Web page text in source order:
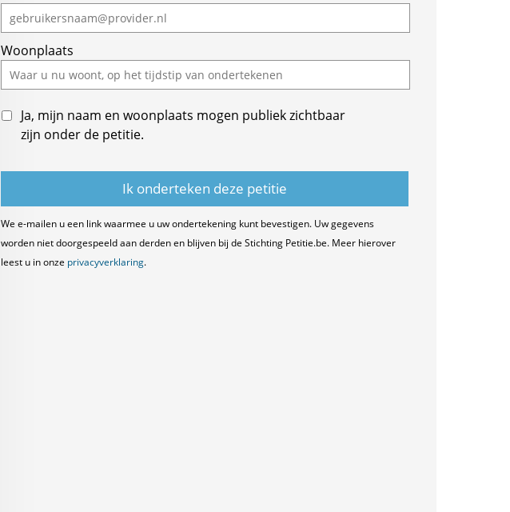
Woonplaats
Ja, mijn naam en woonplaats mogen publiek zichtbaar
zijn onder de petitie.
We e-mailen u een link waarmee u uw ondertekening kunt bevestigen. Uw gegevens
worden niet doorgespeeld aan derden en blijven bij de Stichting Petitie.be. Meer hierover
leest u in onze privacyverklaring.